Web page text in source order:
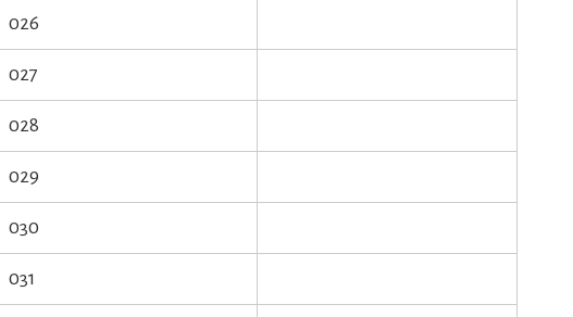
026
027
028
029
030
031